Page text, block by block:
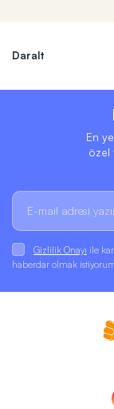
Daralt
En
özel
Gizlilik Onayı ile
haberdar olmak